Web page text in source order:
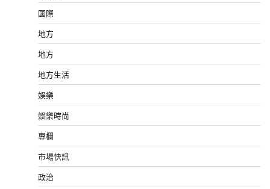
國際
地方
地方
地方生活
娛樂
娛樂時尚
專欄
市場快訊
政治